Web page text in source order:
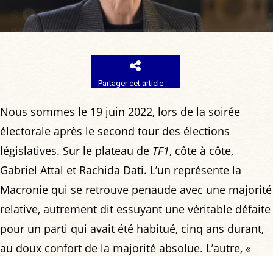
Partager cet article
Nous sommes le 19 juin 2022, lors de la soirée
électorale après le second tour des élections
législatives. Sur le plateau de TF1, côte à côte,
Gabriel Attal et Rachida Dati. L’un représente la
Macronie qui se retrouve penaude avec une majorité
relative, autrement dit essuyant une véritable défaite
pour un parti qui avait été habitué, cinq ans durant,
au doux confort de la majorité absolue. L’autre, «